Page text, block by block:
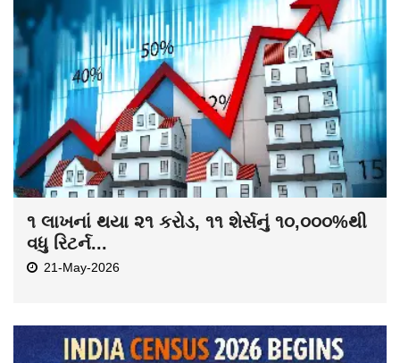
૧ લાખનાં થયા ૨૧ કરોડ, ૧૧ શેર્સનું ૧૦,૦૦૦%થી
વધુ રિટર્ન...
21-May-2026